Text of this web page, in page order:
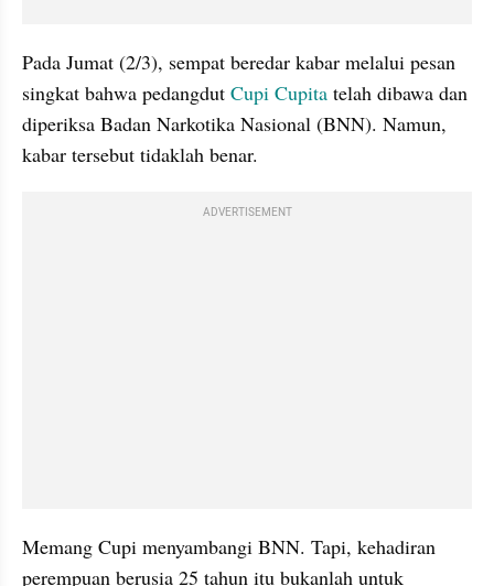
Pada Jumat (2/3), sempat beredar kabar melalui pesan
singkat bahwa pedangdut Cupi Cupita telah dibawa dan
diperiksa Badan Narkotika Nasional (BNN). Namun,
kabar tersebut tidaklah benar.
ADVERTISEMENT
Memang Cupi menyambangi BNN. Tapi, kehadiran
perempuan berusia 25 tahun itu bukanlah untuk